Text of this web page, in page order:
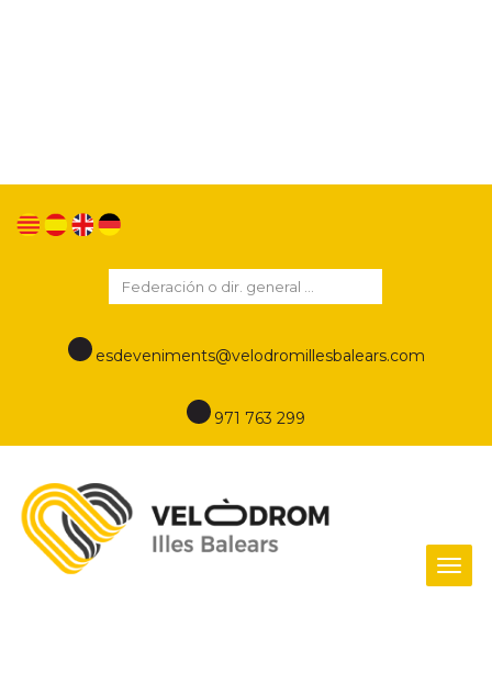
esdeveniments@velodromillesbalears.com
971 763 299